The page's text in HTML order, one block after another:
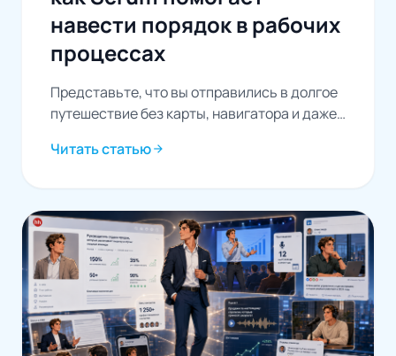
навести порядок в рабочих
процессах
Представьте, что вы отправились в долгое
путешествие без карты, навигатора и даже
всего, вы будете постоянно...
Читать статьюarrow_forward